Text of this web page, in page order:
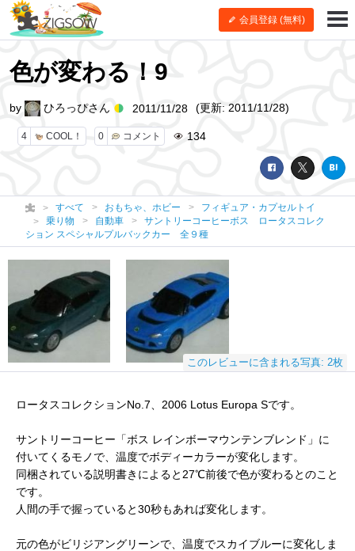
会員登録 (無料)
色が変わる！9
4 COOL！ 0 コメント 134
by ひろっぴさん 2011/11/28 (更新: 2011/11/28)
すべて おもちゃ、ホビー
フィギュア・カプセルトイ
乗り物
自動車
サントリーコーヒーボス ロータスコレク
ション スペシャルプルバックカー 全９種
このレビューに含まれる写真: 2枚
ロータスコレクションNo.7、2006 Lotus Europa Sです。
サントリーコーヒー「ボス レインボーマウンテンブレンド」に
付いてくるモノで、温度でボディーカラーが変化します。
同梱されている説明書きによると27℃前後で色が変わるとのこと
です。
人間の手で握っていると30秒もあれば変化します。
元の色がビリジアングリーンで、温度でスカイブルーに変化しま